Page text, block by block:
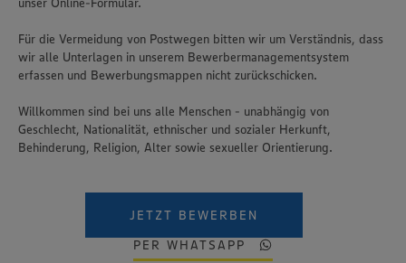
Für die Vermeidung von Postwegen bitten wir um Verständnis, dass
wir alle Unterlagen in unserem Bewerbermanagementsystem
erfassen und Bewerbungsmappen nicht zurückschicken.
Willkommen sind bei uns alle Menschen - unabhängig von
Geschlecht, Nationalität, ethnischer und sozialer Herkunft,
Behinderung, Religion, Alter sowie sexueller Orientierung.
JETZT BEWERBEN
PER WHATSAPP